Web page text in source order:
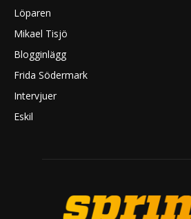
Löparen
Mikael Tisjö
Blogginlägg
Frida Södermark
Intervjuer
Eskil